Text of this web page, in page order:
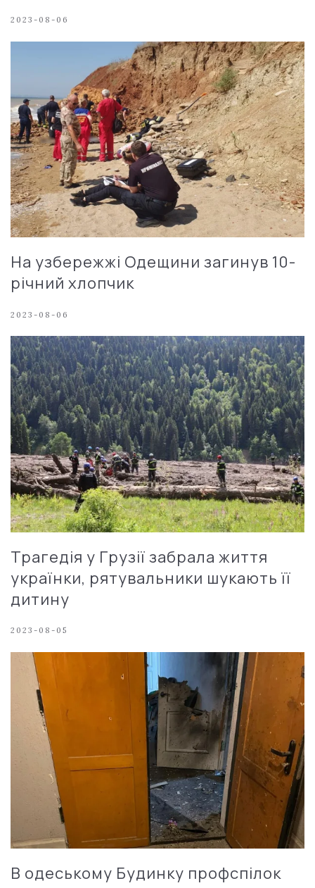
2023-08-06
На узбережжі Одещини загинув 10-
річний хлопчик
2023-08-06
Трагедія у Грузії забрала життя
українки, рятувальники шукають її
дитину
2023-08-05
В одеському Будинку профспілок